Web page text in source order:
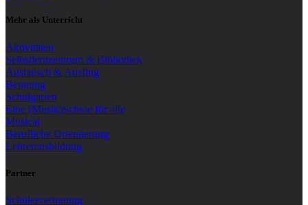
Mehr als Unterricht
Aktivitäten
Selbstlernzentrum & Bibliothek
Austausch & Ausflug
Beratung
Schulgarten
Eine (Musik)Schule für alle
Musical
Berufliche Orientierung
Lehrerausbildung
Partner
Schülervertretung